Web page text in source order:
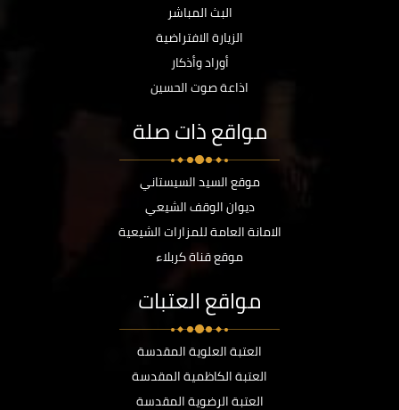
البث المباشر
الزيارة الافتراضية
أوراد وأذكار
اذاعة صوت الحسين
مواقع ذات صلة
موقع السيد السيستاني
ديوان الوقف الشيعي
الامانة العامة للمزارات الشيعية
موقع قناة كربلاء
مواقع العتبات
العتبة العلوية المقدسة
العتبة الكاظمية المقدسة
العتبة الرضوية المقدسة